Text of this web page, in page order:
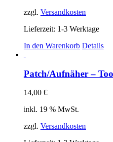
zzgl. Versandkosten
Lieferzeit: 1-3 Werktage
In den Warenkorb Details
Patch/Aufnäher –
14,00 €
inkl. 19 % MwSt.
zzgl. Versandkosten